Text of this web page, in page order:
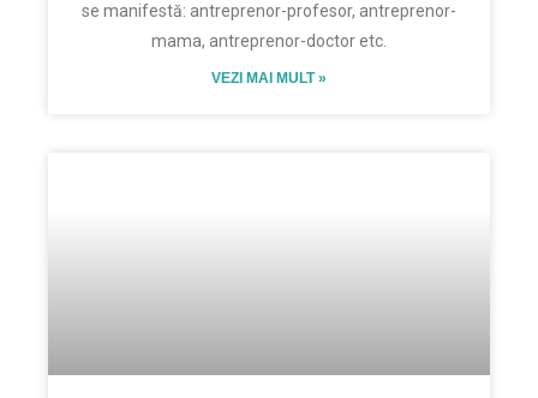
se manifestă: antreprenor-profesor, antreprenor-
mama, antreprenor-doctor etc.
VEZI MAI MULT »